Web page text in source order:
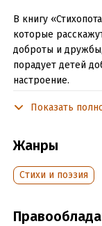
В книгу
которые
доброты и
порадует детей
настроение.
Объем: 19605
Год издания:2026
Дата поступления:
Время на чтение:
Показать
Жанры
Cтихи и поэзия